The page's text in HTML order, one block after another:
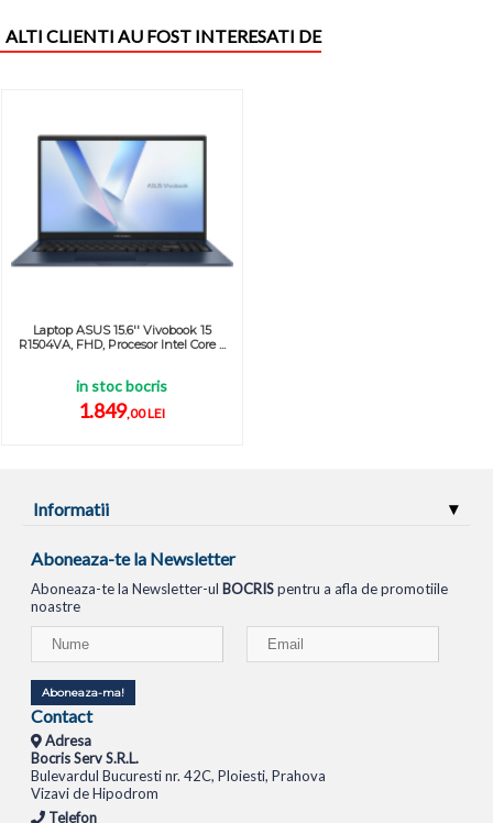
ALTI CLIENTI AU FOST INTERESATI DE
Laptop ASUS 15.6'' Vivobook 15
R1504VA, FHD, Procesor Intel Core ...
in stoc bocris
1.849,00 LEI
Informatii
Aboneaza-te la Newsletter
Aboneaza-te la Newsletter-ul BOCRISpentru a afla de promotiile
noastre
Aboneaza-ma!
Contact
Adresa
Bocris Serv S.R.L.
Bulevardul Bucuresti nr. 42C, Ploiesti, Prahova
Vizavi de Hipodrom
Telefon